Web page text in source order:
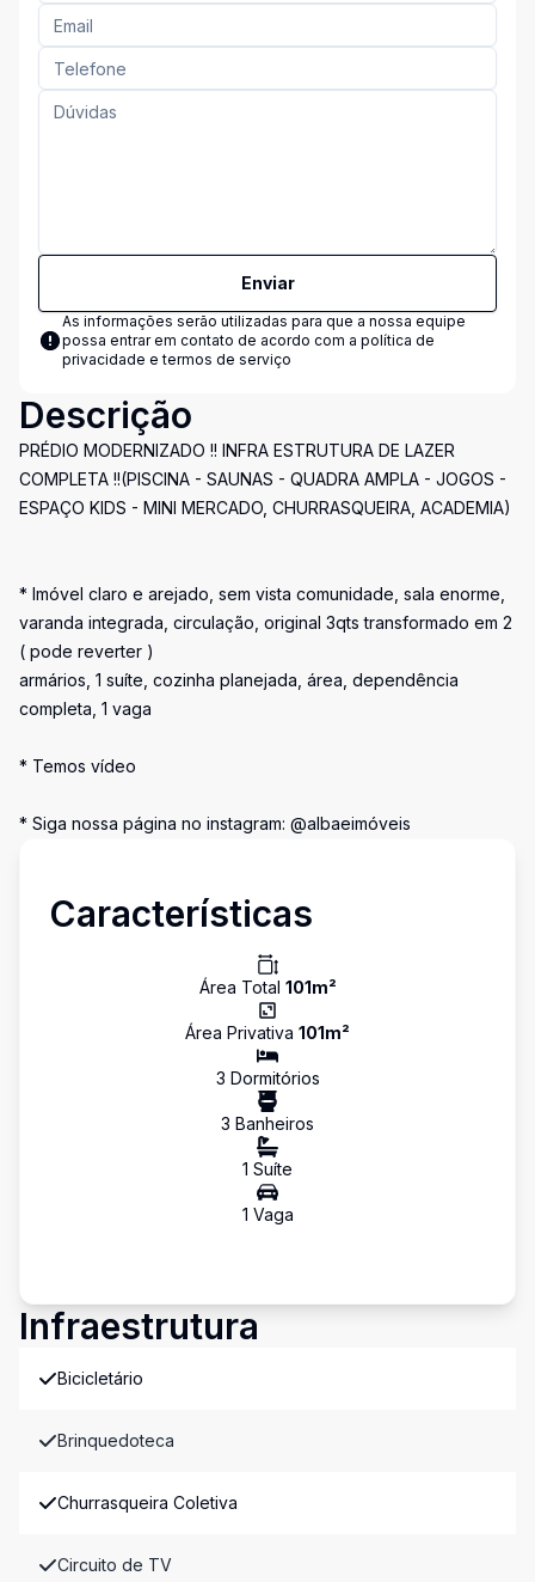
Enviar
As informações serão utilizadas para que a nossa equipe
possa entrar em contato de acordo com a política de
privacidade e termos de serviço
Descrição
PRÉDIO MODERNIZADO !! INFRA ESTRUTURA DE LAZER
COMPLETA !!(PISCINA - SAUNAS - QUADRA AMPLA - JOGOS -
ESPAÇO KIDS - MINI MERCADO, CHURRASQUEIRA, ACADEMIA)
* Imóvel claro e arejado, sem vista comunidade, sala enorme,
varanda integrada, circulação, original 3qts transformado em 2
( pode reverter )
armários, 1 suíte, cozinha planejada, área, dependência
completa, 1 vaga
* Temos vídeo
* Siga nossa página no instagram: @albaeimóveis
Características
Área Total 101m²
Área Privativa 101m²
3 Dormitórios
3 Banheiros
1 Suíte
1 Vaga
Infraestrutura
Bicicletário
Brinquedoteca
Churrasqueira Coletiva
Circuito de TV